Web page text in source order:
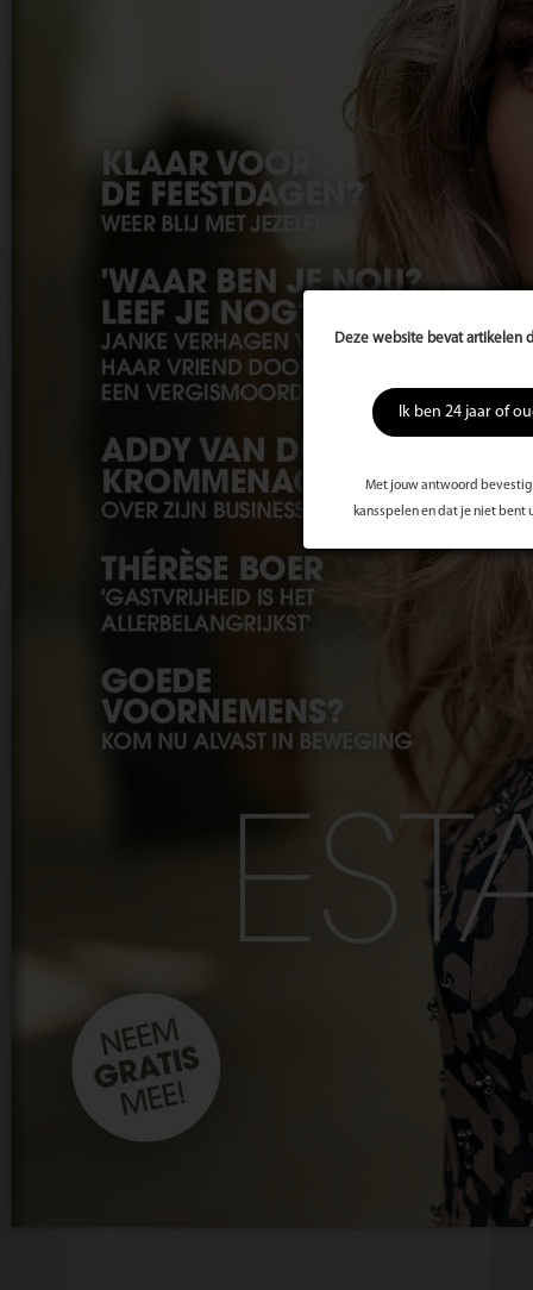
Deze website bevat artikelen
Ik ben 24 jaar of
Met jouw antwoord bevestig
kansspelen en dat je niet bent